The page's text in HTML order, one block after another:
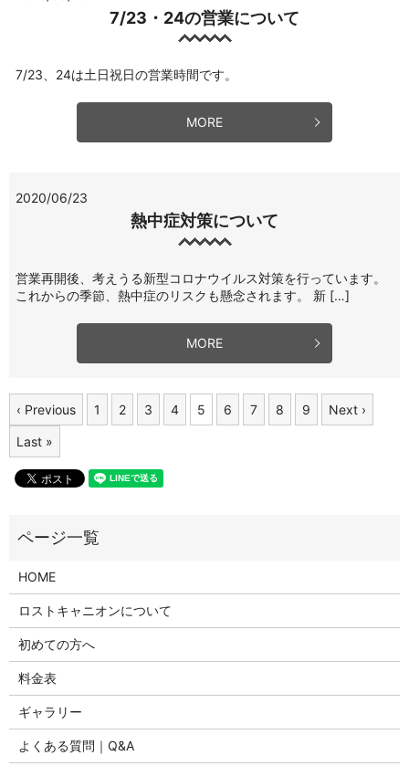
7/23・24の営業について
7/23、24は土日祝日の営業時間です。
MORE
2020/06/23
熱中症対策について
営業再開後、考えうる新型コロナウイルス対策を行っています。
これからの季節、熱中症のリスクも懸念されます。 新 […]
MORE
‹ Previous 1 2 3 4 5 6 7 8 9 Next ›
Last »
HOME
ロストキャニオンについて
初めての方へ
料金表
ギャラリー
よくある質問｜Q&A